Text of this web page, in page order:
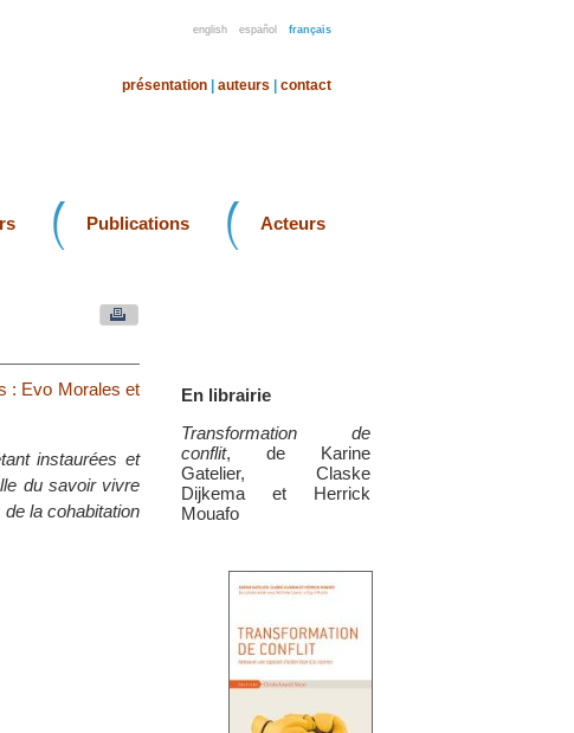
english español français
présentation auteurs contact
Publications Acteurs
En librairie
Transformation de
conflit, de Karine
Gatelier, Claske
Dijkema et Herrick
Mouafo
: Evo Morales et
instaurées et
du savoir vivre
la cohabitation